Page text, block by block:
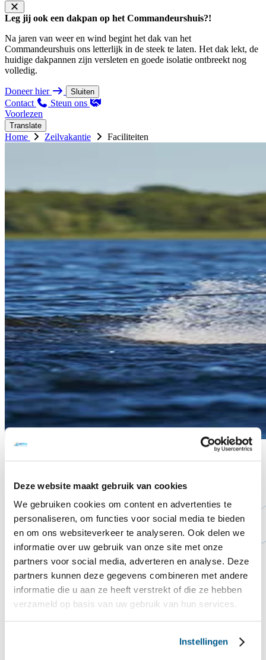
Deze website maakt gebruik van cookies
We gebruiken cookies om content en advertenties te
personaliseren, om functies voor social media te bieden
en om ons websiteverkeer te analyseren. Ook delen we
informatie over uw gebruik van onze site met onze
partners voor social media, adverteren en analyse. Deze
partners kunnen deze gegevens combineren met andere
informatie die u aan ze heeft verstrekt of die ze hebben
verzameld op basis van uw gebruik van hun services.
Instellingen
Leg jij ook een dakpan op het Commandeurshuis?!
Na jaren van weer en wind begint het dak van het
Commandeurshuis ons letterlijk in de steek te laten. Het dak lekt, de
huidige dakpannen zijn versleten en goede isolatie ontbreekt nog
volledig.
Doneer hier Sluiten
Contact
Steun ons
Voorlezen
Translate
Home Zeilvakantie Faciliteiten
Faciliteiten